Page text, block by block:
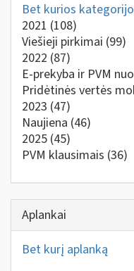
Bet kurios
2021 (108)
Viešieji pirkimai (99)
2022 (87)
E-prekyba ir PVM
Pridėtinės vertės
2023 (47)
Naujiena (46)
2025 (45)
PVM klausimais (36)
Aplankai
Bet kurį aplanką